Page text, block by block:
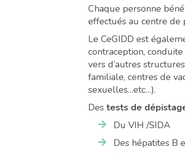
Chaque personne
effectués au centre de
Le CeGIDD est
contraception,
vers d’autres
familiale, centres de
sexuelles…etc…).
Destests de
Du VIH /SIDA
Des hépatites B